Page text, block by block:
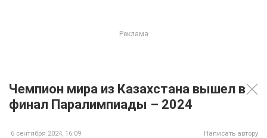
Чемпион мира из Казахстана вышел в
финал Паралимпиады – 2024
6 сентября 2024, 16:09 Написать автору